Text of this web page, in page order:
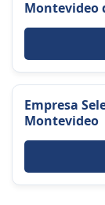
Montevideo
Empresa
Montevideo